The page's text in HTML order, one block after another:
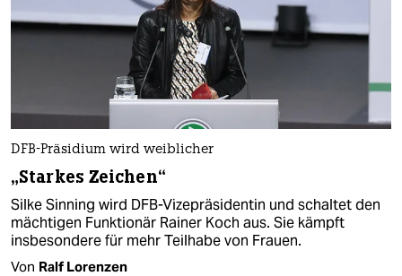
DFB-Präsidium wird weiblicher
„Starkes Zeichen“
Silke Sinning wird DFB-Vizepräsidentin und schaltet den
mächtigen Funktionär Rainer Koch aus. Sie kämpft
insbesondere für mehr Teilhabe von Frauen.
Von Ralf Lorenzen